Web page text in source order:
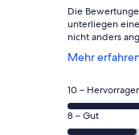
Die
unterliegen
nicht anders
Mehr
Wird
einem
neuen
Fenster
geöffnet
63
von
insgesamt
10 –
30
8 – Gut